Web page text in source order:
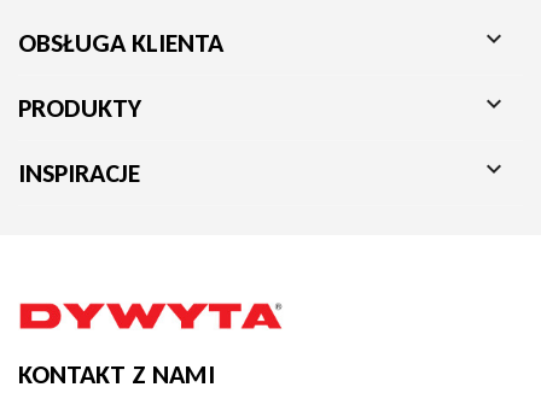
OBSŁUGA KLIENTA 
PRODUKTY 
INSPIRACJE 
KONTAKT Z NAMI